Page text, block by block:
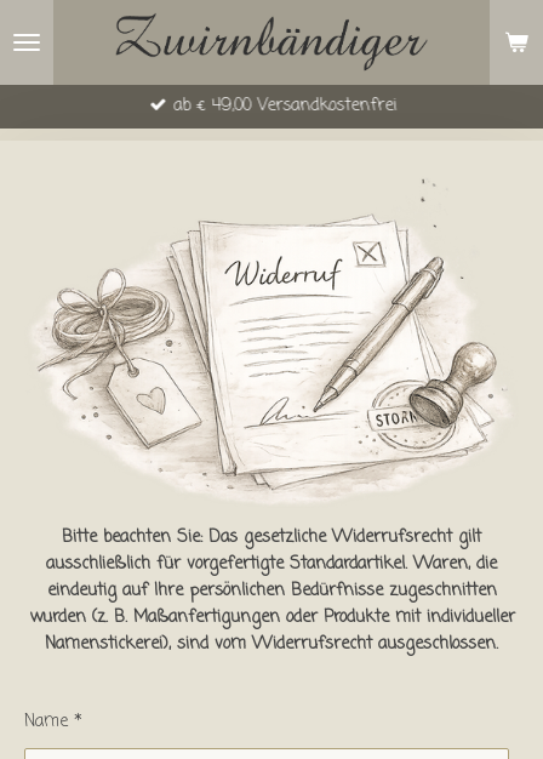
Hauptinhalt
ab € 49,00 Versandkostenfrei
Bitte beachten Sie: Das gesetzliche Widerrufsrecht gilt
ausschließlich für vorgefertigte Standardartikel. Waren, die
eindeutig auf Ihre persönlichen Bedürfnisse zugeschnitten
wurden (z. B. Maßanfertigungen oder Produkte mit individueller
Namenstickerei), sind vom Widerrufsrecht ausgeschlossen.
Name *